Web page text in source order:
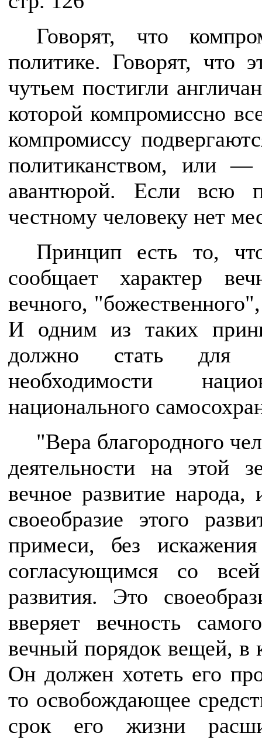
Говорят, что
политике. Говорят, что
чутьем постигли
которой компромиссно
компромиссу
политиканством, или
авантюрой. Если всю
честному человеку нет
Принцип есть то,
сообщает характер
вечного,
И одним из таких
должно стать для
необходимости
национального
"Вера благородного
деятельности на этой
вечное развитие
своеобразие этого
примеси, без
согласующимся со
развития. Это
вверяет вечность
вечный порядок вещей, в
Он должен хотеть его
то освобождающее
срок его жизни